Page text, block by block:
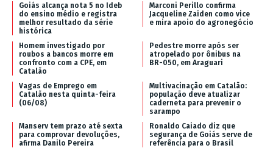
Goiás alcança nota 5 no Ideb
do ensino médio e registra
melhor resultado da série
histórica
Marconi Perillo confirma
Jacqueline Zaiden como vice
e mira apoio do agronegócio
Homem investigado por
roubos a bancos morre em
confronto com a CPE, em
Catalão
Pedestre morre após ser
atropelado por ônibus na
BR-050, em Araguari
Vagas de Emprego em
Catalão nesta quinta-feira
(06/08)
Multivacinação em Catalão:
população deve atualizar
caderneta para prevenir o
sarampo
Manserv tem prazo até sexta
para comprovar devoluções,
afirma Danilo Pereira
Ronaldo Caiado diz que
segurança de Goiás serve de
referência para o Brasil